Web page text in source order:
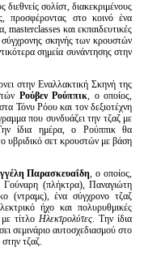
σολίστ, διακεκριμένους
προσφέροντας στο κοινό ένα
masterclasses και εκπαιδευτικές
σκηνής των κρουστών
σημεία συνάντησης στην
στην Εναλλακτική Σκηνή της
Ρούβεν Ρούππικ, ο οποίος,
Τόνυ Ρόου και τον δεξιοτέχνη
που συνδυάζει την τζαζ με
Την ίδια ημέρα, ο Ρούππικ θα
υβριδικό σετ κρουστών με βάση
Παρασκευαΐδη, ο οποίος,
Γούναρη (πλήκτρα), Παναγιώτη
(ντραμς), ένα σύγχρονο τζαζ
ήχο και πολυρυθμικές
τίτλο Ηλεκτρολύτες. Την ίδια
σεμινάριο αυτοσχεδιασμού στο
τζαζ.